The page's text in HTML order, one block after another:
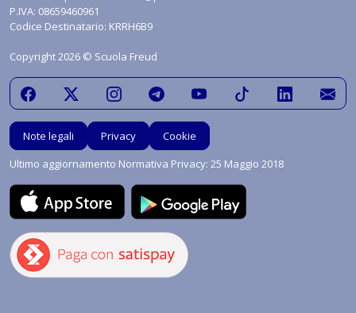
P.IVA: 08659460961
Codice Destinatario: KRRH6B9
Copyright 2026 © Scuola Freud
Note legali Privacy
Cookie
Ultimo aggiornamento Normativa Privacy: 25 Maggio 2018